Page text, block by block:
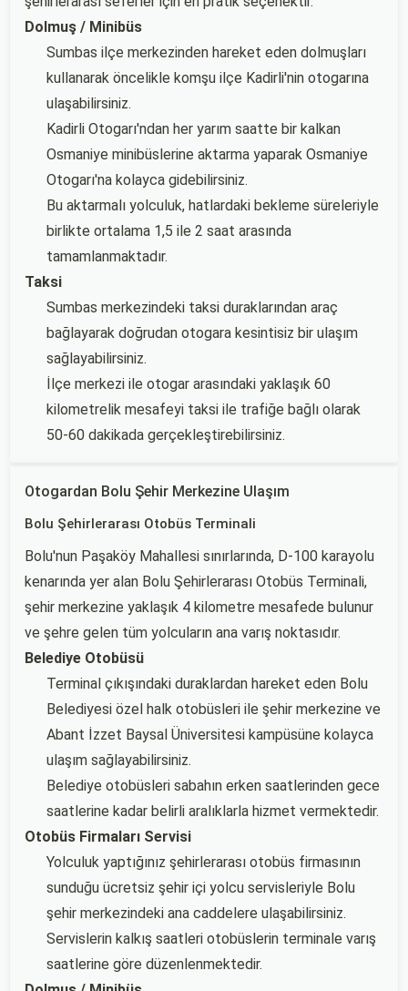
Dolmuş / Minibüs
Sumbas ilçe merkezinden hareket eden dolmuşları
kullanarak öncelikle komşu ilçe Kadirli'nin otogarına
ulaşabilirsiniz.
Kadirli Otogarı'ndan her yarım saatte bir kalkan
Osmaniye minibüslerine aktarma yaparak Osmaniye
Otogarı'na kolayca gidebilirsiniz.
Bu aktarmalı yolculuk, hatlardaki bekleme süreleriyle
birlikte ortalama 1,5 ile 2 saat arasında
tamamlanmaktadır.
Taksi
Sumbas merkezindeki taksi duraklarından araç
bağlayarak doğrudan otogara kesintisiz bir ulaşım
sağlayabilirsiniz.
İlçe merkezi ile otogar arasındaki yaklaşık 60
kilometrelik mesafeyi taksi ile trafiğe bağlı olarak
50-60 dakikada gerçekleştirebilirsiniz.
Otogardan Bolu Şehir Merkezine Ulaşım
Bolu Şehirlerarası Otobüs Terminali
Bolu'nun Paşaköy Mahallesi sınırlarında, D-100 karayolu
kenarında yer alan Bolu Şehirlerarası Otobüs Terminali,
şehir merkezine yaklaşık 4 kilometre mesafede bulunur
ve şehre gelen tüm yolcuların ana varış noktasıdır.
Belediye Otobüsü
Terminal çıkışındaki duraklardan hareket eden Bolu
Belediyesi özel halk otobüsleri ile şehir merkezine ve
Abant İzzet Baysal Üniversitesi kampüsüne kolayca
ulaşım sağlayabilirsiniz.
Belediye otobüsleri sabahın erken saatlerinden gece
saatlerine kadar belirli aralıklarla hizmet vermektedir.
Otobüs Firmaları Servisi
Yolculuk yaptığınız şehirlerarası otobüs firmasının
sunduğu ücretsiz şehir içi yolcu servisleriyle Bolu
şehir merkezindeki ana caddelere ulaşabilirsiniz.
Servislerin kalkış saatleri otobüslerin terminale varış
saatlerine göre düzenlenmektedir.